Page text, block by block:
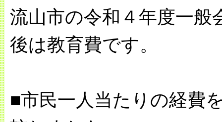
流山市の令和４年度一
後は教育費です。
■市民一人当たりの経費